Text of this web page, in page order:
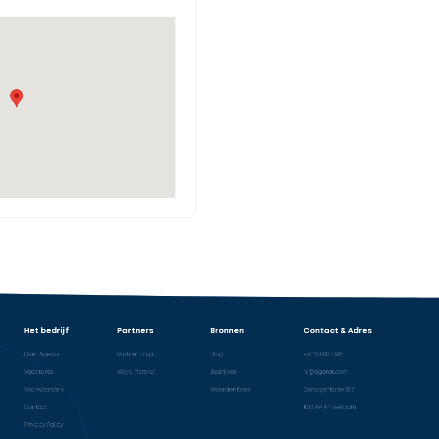
Het bedrijf
Over Ageras
Vacatures
Voorwaarden
Contact
Privacy Policy
Partners
Partner Login
Word Partner
Bronnen
Blog
Bedrijven
Woordenboek
Contact & Adres
+31 20 808 4395
nl@ageras.com
Danzigerkade 207
1013 AP Amsterdam